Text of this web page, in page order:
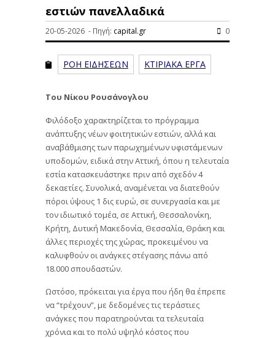
εστιών πανελλαδικά
20-05-2026 - Πηγή: capital.gr 0
ΡΟΗ ΕΙΔΗΣΕΩΝ ΚΤΙΡΙΑΚΑ ΕΡΓΑ
Του Νίκου Ρουσάνογλου
Φιλόδοξο χαρακτηρίζεται το πρόγραμμα
ανάπτυξης νέων φοιτητικών εστιών, αλλά και
αναβάθμισης των παρωχημένων υφιστάμενων
υποδομών, ειδικά στην Αττική, όπου η τελευταία
εστία κατασκευάστηκε πριν από σχεδόν 4
δεκαετίες. Συνολικά, αναμένεται να διατεθούν
πόροι ύψους 1 δις ευρώ, σε συνεργασία και με
τον ιδιωτικό τομέα, σε Αττική, Θεσσαλονίκη,
Κρήτη, Δυτική Μακεδονία, Θεσσαλία, Θράκη και
άλλες περιοχές της χώρας, προκειμένου να
καλυφθούν οι ανάγκες στέγασης πάνω από
18.000 σπουδαστών.
Ωστόσο, πρόκειται για έργα που ήδη θα έπρεπε
να “τρέχουν”, με δεδομένες τις τεράστιες
ανάγκες που παρατηρούνται τα τελευταία
χρόνια και το πολύ υψηλό κόστος που